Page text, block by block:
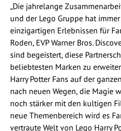
„Die jahrelange
und der Lego Gruppe hat
einzigartigen Erlebnissen für
Roden, EVP Warner Bros.
sind begeistert, diese
beliebtesten Marken zu
Harry Potter Fans auf der
nach neuen Wegen, die Magie
noch stärker mit den kultigen
neue Themenbereich wird es
vertraute Welt von Lego Harry